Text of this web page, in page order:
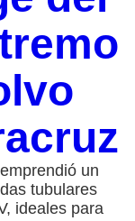
un
tubulares
ideales para